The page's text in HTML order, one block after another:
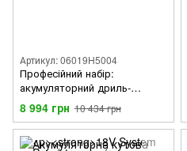
Артикул: 06019H5004
Професійний набір:
акумуляторний дриль-
шурупокрут GSR 18V-50 + 43
біти + 2 акумулятора 2,0
А·год + сумка для
інструменту
8 994 грн 10 434 грн